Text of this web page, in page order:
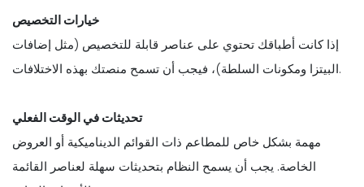
خيارات التخصيص
إذا كانت أطباقك تحتوي على عناصر قابلة للتخصيص (مثل إضافات
البيتزا ومكونات السلطة)، فيجب أن تسمح منصتك بهذه الاختلافات.
تحديثات في الوقت الفعلي
مهمة بشكل خاص للمطاعم ذات القوائم الديناميكية أو العروض
الخاصة. يجب أن يسمح النظام بتحديثات سهلة لعناصر القائمة